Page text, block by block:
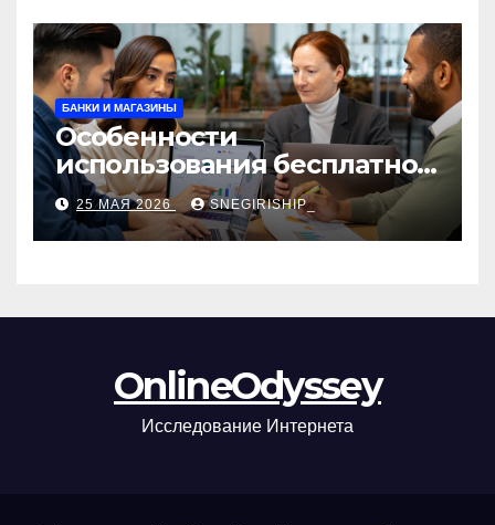
БАНКИ И МАГАЗИНЫ
Особенности
использования бесплатной
версии программ для
автоматизации и
управления предприятием
25 МАЯ 2026 SNEGIRISHIP_
OnlineOdyssey
Исследование Интернета